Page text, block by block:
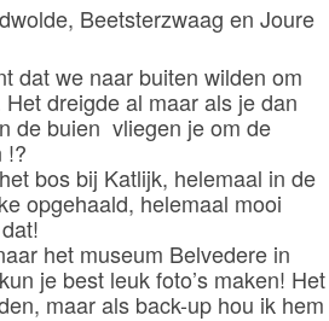
Beetsterzwaag en Joure
dat we naar buiten wilden om
Het dreigde al maar als je dan
de buien vliegen je om de
!?
bos bij Katlijk, helemaal in de
opgehaald, helemaal mooi
het museum Belvedere in
je best leuk foto’s maken! Het
maar als back-up hou ik hem